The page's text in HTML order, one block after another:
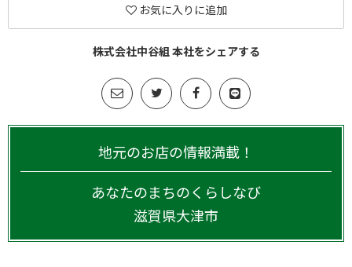
お気に入りに追加
株式会社中谷組 本社をシェアする
地元のお店の情報満載！
あなたのまちのくらしなび
滋賀県大津市